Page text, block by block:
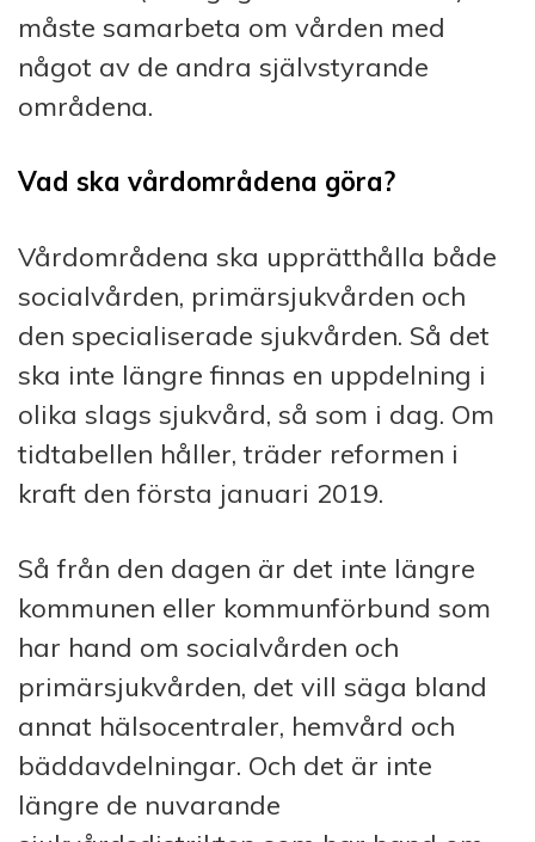
måste samarbeta om vården med
något av de andra självstyrande
områdena.
Vad ska vårdområdena göra?
Vårdområdena ska upprätthålla både
socialvården, primärsjukvården och
den specialiserade sjukvården. Så det
ska inte längre finnas en uppdelning i
olika slags sjukvård, så som i dag. Om
tidtabellen håller, träder reformen i
kraft den första januari 2019.
Så från den dagen är det inte längre
kommunen eller kommunförbund som
har hand om socialvården och
primärsjukvården, det vill säga bland
annat hälsocentraler, hemvård och
bäddavdelningar. Och det är inte
längre de nuvarande